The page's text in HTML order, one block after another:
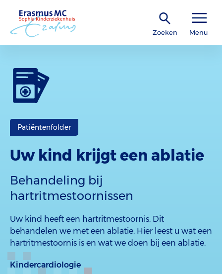
Zoeken Menu
Patiëntenfolder
Uw kind krijgt een ablatie
Behandeling bij
hartritmestoornissen
Uw kind heeft een hartritmestoornis. Dit
behandelen we met een ablatie. Hier leest u wat een
hartritmestoornis is en wat we doen bij een ablatie.
Kindercardiologie